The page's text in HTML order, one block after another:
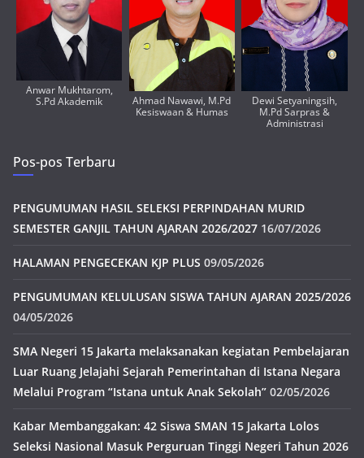
Anwar Mukhtarom,
S.Pd Akademik
Ahmad Nawawi, M.Pd
Kesiswaan & Humas
Dewi Setyaningsih,
M.Pd Sarpras &
Administrasi
Pos-pos Terbaru
PENGUMUMAN HASIL SELEKSI PERPINDAHAN MURID
SEMESTER GANJIL TAHUN AJARAN 2026/2027 16/07/2026
HALAMAN PENGECEKAN KJP PLUS 09/05/2026
PENGUMUMAN KELULUSAN SISWA TAHUN AJARAN 2025/2026
04/05/2026
SMA Negeri 15 Jakarta melaksanakan kegiatan Pembelajaran
Luar Ruang Jelajahi Sejarah Pemerintahan di Istana Negara
Melalui Program “Istana untuk Anak Sekolah” 02/05/2026
Kabar Membanggakan: 42 Siswa SMAN 15 Jakarta Lolos
Seleksi Nasional Masuk Perguruan Tinggi Negeri Tahun 2026